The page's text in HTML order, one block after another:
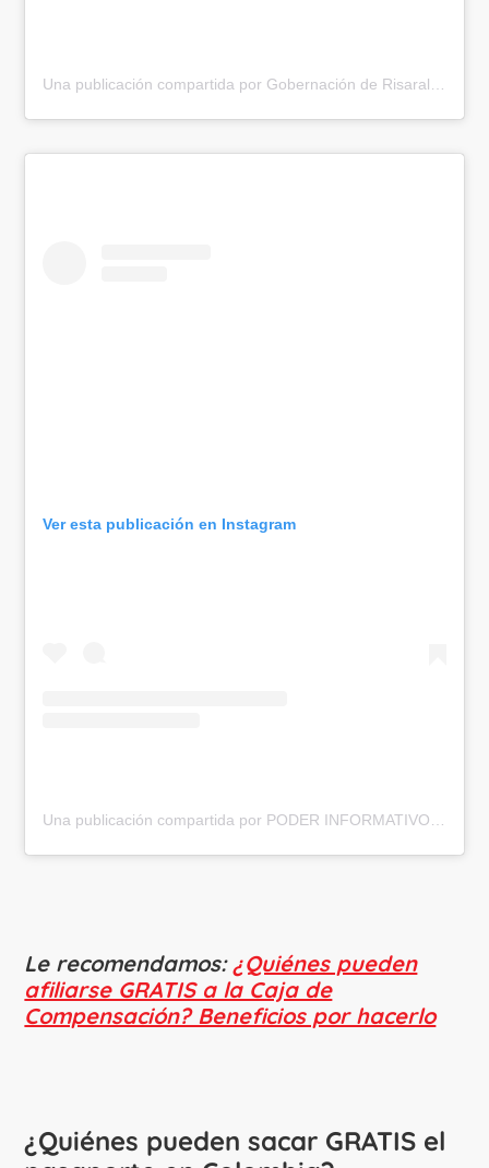
Ver esta publicación en Instagram
Le recomendamos:¿Quiénes pueden
afiliarse GRATIS a la Caja de
Compensación? Beneficios por hacerlo
¿Quiénes pueden sacar GRATIS el